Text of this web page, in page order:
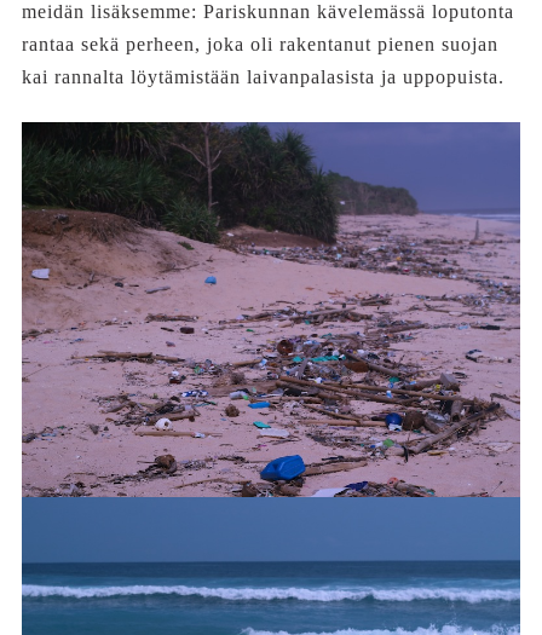
meidän lisäksemme: Pariskunnan kävelemässä loputonta
rantaa sekä perheen, joka oli rakentanut pienen suojan
kai rannalta löytämistään laivanpalasista ja uppopuista.